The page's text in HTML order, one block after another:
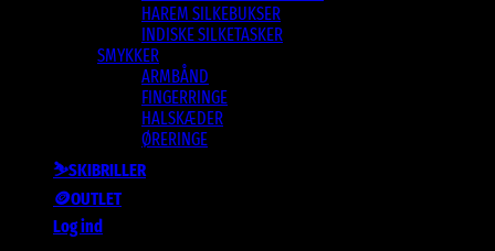
HAREM SILKEBUKSER
INDISKE SILKETASKER
SMYKKER
ARMBÅND
FINGERRINGE
HALSKÆDER
ØRERINGE
⛷️SKIBRILLER
🪙OUTLET
Log ind